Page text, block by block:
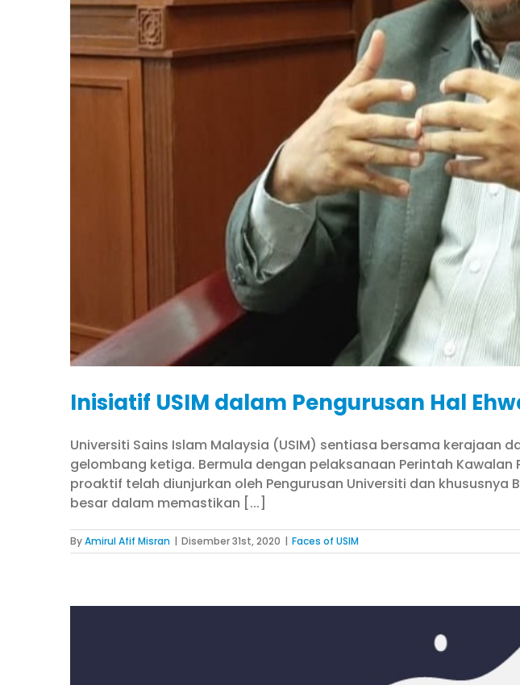
Inisiatif USIM dalam Pengurusan Hal
Universiti Sains Islam Malaysia (USIM) sentiasa bersama kerajaan
gelombang ketiga. Bermula dengan pelaksanaan Perintah
proaktif telah diunjurkan oleh Pengurusan Universiti dan
besar dalam memastikan [...]
ByAmirul Afif Misran | Disember 31st, 2020 | Faces of USIM